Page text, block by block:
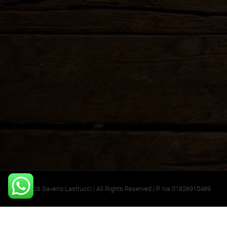
©2026 Saverio Lastrucci | All Rights Reserved | P. Iva 01826910489